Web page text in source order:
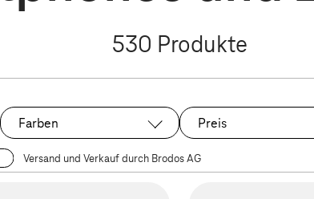
530 Produkte
Farben Preis
Versand und Verkauf durch Brodos AG